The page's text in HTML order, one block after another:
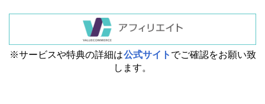
※サービスや特典の詳細は公式サイト でご確認をお願い致
します。